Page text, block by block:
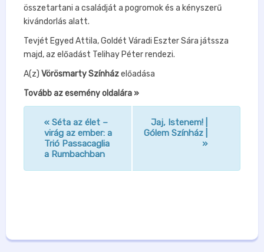
összetartani a családját a pogromok és a kényszerű
kivándorlás alatt.
Tevjét Egyed Attila, Goldét Váradi Eszter Sára játssza
majd, az előadást Telihay Péter rendezi.
A(z) Vörösmarty Színházelőadása
Tovább az esemény oldalára »
« Séta az élet –
virág az ember: a
Trió Passacaglia
a Rumbachban
Jaj, Istenem! |
Gólem Színház |
»